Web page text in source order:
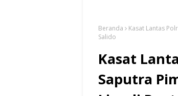
Beranda
Kasat Lantas
Salido
Kasat
Saputra